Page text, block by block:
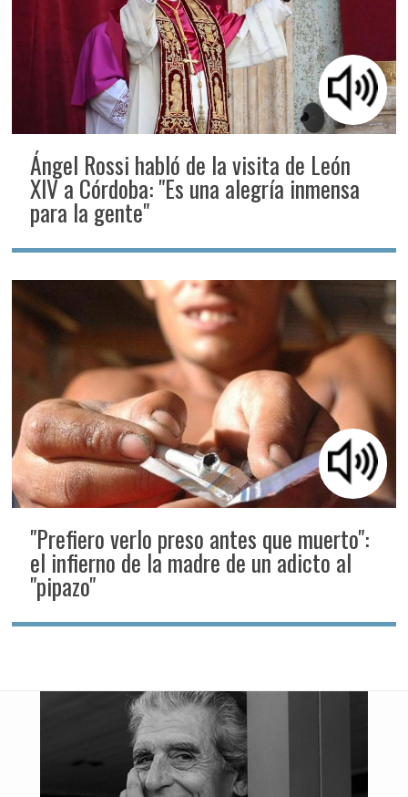
Ángel Rossi habló de la visita de León
XIV a Córdoba: "Es una alegría inmensa
para la gente"
"Prefiero verlo preso antes que muerto":
el infierno de la madre de un adicto al
"pipazo"